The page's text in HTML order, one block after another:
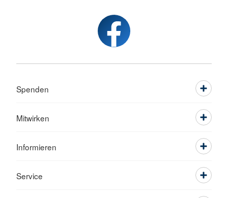
Spenden
Mitwirken
Informieren
Service